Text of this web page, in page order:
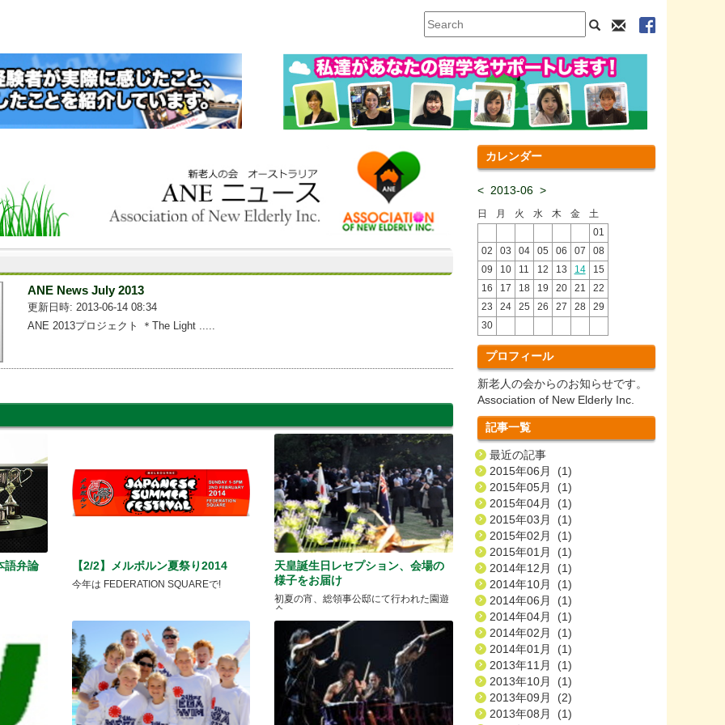
ANE News July 2013
更新日時: 2013-06-14 08:34
ANE 2013プロジェクト ＊The Light .....
語弁論 【2/2】メルボルン夏祭り2014
今年は FEDERATION SQUAREで!
天皇誕生日レセプション、会場の
様子をお届け
初夏の宵、総領事公邸にて行われた園遊
会
カレンダー
< 2013-06 >
日 月 火 水 木 金
土
01
02
03 04 05 06 07
08
09
10 11 12 13 14
15
16
17 18 19 20 21
22
23
24 25 26 27 28
29
30
プロフィール
新老人の会からのお知らせです。
Association of New Elderly Inc.
記事一覧
最近の記事
2015年06月 (1)
2015年05月 (1)
2015年04月 (1)
2015年03月 (1)
2015年02月 (1)
2015年01月 (1)
2014年12月 (1)
2014年10月 (1)
2014年06月 (1)
2014年04月 (1)
2014年02月 (1)
2014年01月 (1)
2013年11月 (1)
2013年10月 (1)
2013年09月 (2)
2013年08月 (1)